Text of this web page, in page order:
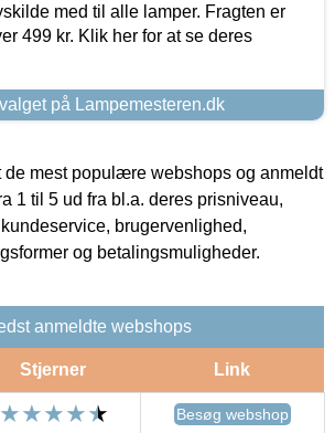
med til alle lamper. Fragten er
499 kr. Klik her for at se deres
på Lampemesteren.dk
de mest populære webshops og anmeldt
1 til 5 ud fra bl.a. deres prisniveau,
brugervenlighed,
og betalingsmuligheder.
anmeldte webshops
Stjerner Link
Besøg webshop